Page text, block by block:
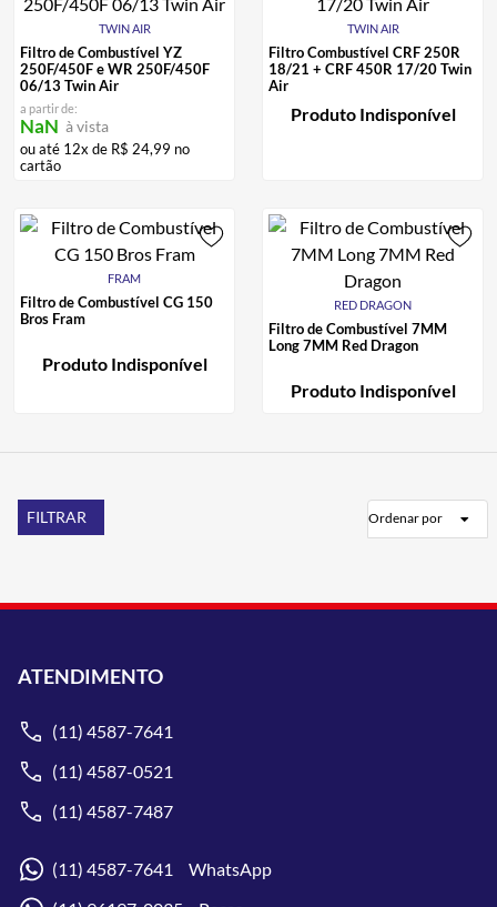
TWIN AIR
Filtro de Combustível YZ
250F/450F e WR 250F/450F
06/13 Twin Air
a partir de:
NaN à vista
ou até 12x de R$ 24,99 no
cartão
TWIN AIR
Filtro Combustível CRF 250R
18/21 + CRF 450R 17/20 Twin
Air
Produto Indisponível
FRAM
Filtro de Combustível CG 150
Bros Fram
Produto Indisponível
RED DRAGON
Filtro de Combustível 7MM
Long 7MM Red Dragon
Produto Indisponível
FILTRAR Ordenar por
ATENDIMENTO
(11) 4587-7641
(11) 4587-0521
(11) 4587-7487
(11) 4587-7641 WhatsApp